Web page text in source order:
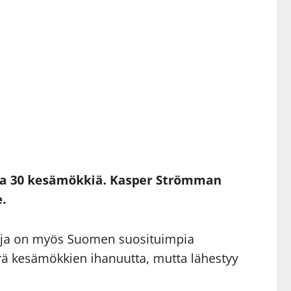
kesämökkiä. Kasper Strömman
on myös Suomen suosituimpia
kesämökkien ihanuutta, mutta lähestyy